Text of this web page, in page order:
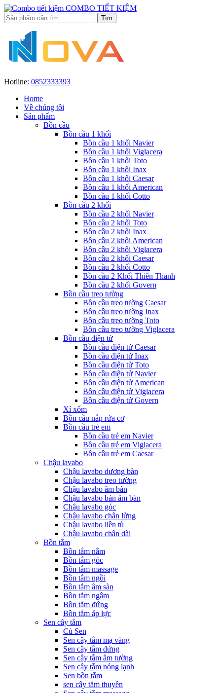
COMBO TIẾT KIỆM
Hotline: 0852333393
Home
Về chúng tôi
Sản phẩm
Bồn cầu
Bồn cầu 1 khối
Bồn cầu 1 khối Navier
Bồn cầu 1 khối Viglacera
Bồn cầu 1 khối Toto
Bồn cầu 1 khối Inax
Bồn cầu 1 khối Caesar
Bồn cầu 1 khối American
Bồn cầu 1 khối Cotto
Bồn cầu 2 khối
Bồn cầu 2 khối Navier
Bồn cầu 2 khối Toto
Bồn cầu 2 khối Inax
Bồn cầu 2 khối American
Bồn cầu 2 khối Viglacera
Bồn cầu 2 khối Caesar
Bồn cầu 2 khối Cotto
Bồn cầu 2 Khối Thiên Thanh
Bồn cầu 2 khối Govern
Bồn cầu treo tường
Bồn cầu treo tường Caesar
Bồn cầu treo tường Inax
Bồn cầu treo tường Toto
Bồn cầu treo tường Viglacera
Bồn cầu điện tử
Bồn cầu điện tử Caesar
Bồn cầu điện tử Inax
Bồn cầu điện tử Toto
Bồn cầu điện tử Navier
Bồn cầu điện tử American
Bồn cầu điện tử Viglacera
Bồn cầu điện tử Govern
Xí xổm
Bồn cầu nắp rửa cơ
Bồn cầu trẻ em
Bồn cầu trẻ em Navier
Bồn cầu trẻ em Viglacera
Bồn cầu trẻ em Caesar
Chậu lavabo
Chậu lavabo dương bàn
Chậu lavabo treo tường
Chậu lavabo âm bàn
Chậu lavabo bán âm bàn
Chậu lavabo góc
Chậu lavabo chân lửng
Chậu lavabo liền tủ
Chậu lavabo chân dài
Bồn tắm
Bồn tắm nằm
Bồn tắm góc
Bồn tắm massage
Bồn tắm ngồi
Bồn tắm âm sàn
Bồn tắm ngâm
Bồn tắm đứng
Bồn tắm áp lực
Sen cây tắm
Củ Sen
Sen cây tắm mạ vàng
Sen cây tắm đứng
Sen cây tắm âm tường
Sen cây tắm nóng lạnh
Sen bồn tắm
sen cây tắm thuyền